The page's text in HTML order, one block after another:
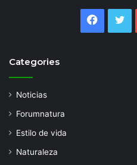
Categories
Noticias
Forumnatura
Estilo de vida
Naturaleza